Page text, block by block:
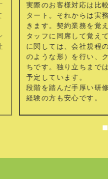
実際のお客様対応は比
タート。それからは実
きます。契約業務を覚
タッフに同席して覚え
に関しては、会社規程
のような形）を行い、
ちです。独り立ちまで
予定しています。
段階を踏んだ手厚い研
経験の方も安心です。